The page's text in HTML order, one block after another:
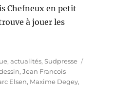
Chefneux en petit
à jouer les
actualités,Sudpresse
,Jean Francois
Elsen, Maxime Degey,